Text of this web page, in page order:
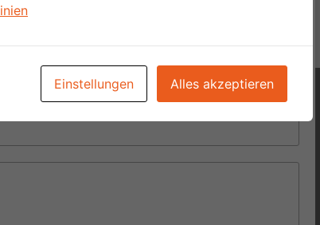
Einstellungen Alles akzeptieren